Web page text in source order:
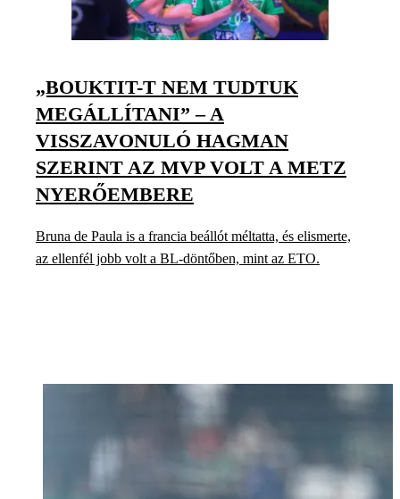
„BOUKTIT-T NEM TUDTUK
MEGÁLLÍTANI” – A
VISSZAVONULÓ HAGMAN
SZERINT AZ MVP VOLT A METZ
NYERŐEMBERE
Bruna de Paula is a francia beállót méltatta, és elismerte,
az ellenfél jobb volt a BL-döntőben, mint az ETO.